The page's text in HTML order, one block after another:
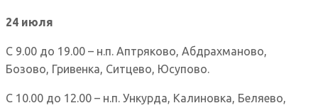
24 июля
С 9.00 до 19.00 – н.п. Аптряково, Абдрахманово,
Бозово, Гривенка, Ситцево, Юсупово.
С 10.00 до 12.00 – н.п. Ункурда, Калиновка, Беляево,